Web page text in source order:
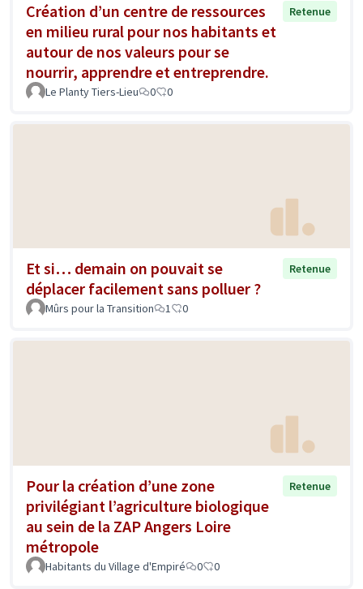
Création d’un centre de ressources
en milieu rural pour nos habitants et
autour de nos valeurs pour se
nourrir, apprendre et entreprendre.
Retenue
Le Planty Tiers-Lieu 0 0
Et si… demain on pouvait se
déplacer facilement sans polluer ?
Retenue
Mûrs pour la Transition 1 0
Pour la création d’une zone
privilégiant l’agriculture biologique
au sein de la ZAP Angers Loire
métropole
Retenue
Habitants du Village d'Empiré 0 0